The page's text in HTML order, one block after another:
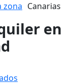
zona Canarias
en